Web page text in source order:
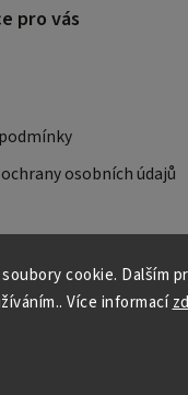
cookie. Dalším
Více informací
pro vás
osobních údajů